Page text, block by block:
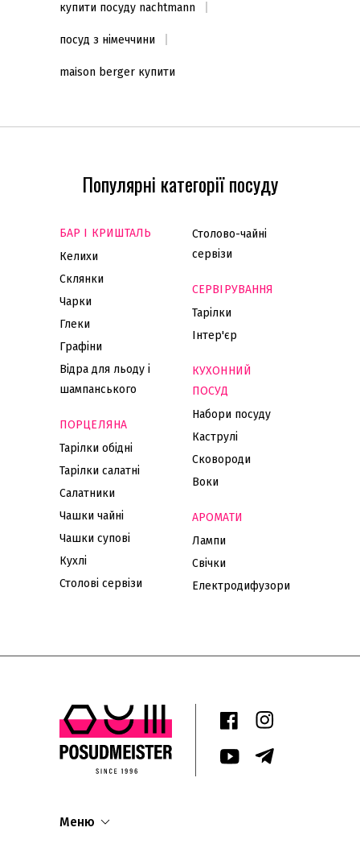
купити посуду nachtmann
посуд з німеччини
maison berger купити
Популярні категорії посуду
БАР І КРИШТАЛЬ
Келихи
Склянки
Чарки
Глеки
Графіни
Відра для льоду і
шампанського
ПОРЦЕЛЯНА
Тарілки обідні
Тарілки салатні
Салатники
Чашки чайні
Чашки супові
Кухлі
Столові сервізи
Столово-чайні
сервізи
СЕРВІРУВАННЯ
Тарілки
Інтер'єр
КУХОННИЙ
ПОСУД
Набори посуду
Каструлі
Сковороди
Воки
АРОМАТИ
Лампи
Свічки
Електродифузори
Меню